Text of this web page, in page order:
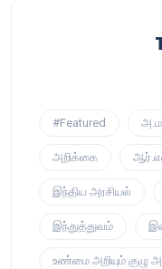
#Featured
அறிக்கை
இந்திய அரசியல்
இந்துத்துவம்
உண்மை அறியும் குழு